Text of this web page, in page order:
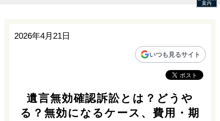
2026年4月21日
いつも見るサイト
遺言無効確認訴訟とは？どうや
る？無効になるケース、費用・期